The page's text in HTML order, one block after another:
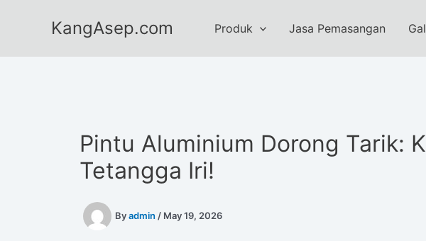
KangAsep.com Produk Jasa Pemasangan
Pintu Aluminium Dorong Tarik:
Tetangga Iri!
Byadmin / May 19, 2026